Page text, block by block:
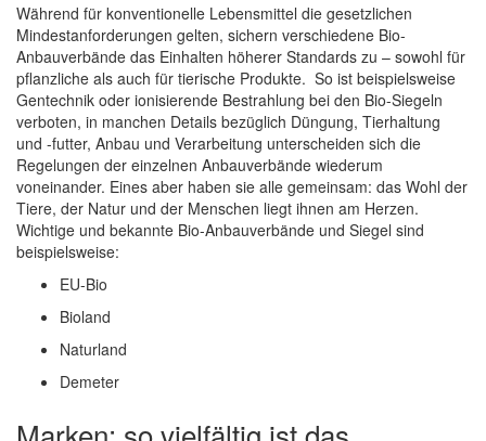
Während für konventionelle Lebensmittel die gesetzlichen
Mindestanforderungen gelten, sichern verschiedene Bio-
Anbauverbände das Einhalten höherer Standards zu – sowohl für
pflanzliche als auch für tierische Produkte. So ist beispielsweise
Gentechnik oder ionisierende Bestrahlung bei den Bio-Siegeln
verboten, in manchen Details bezüglich Düngung, Tierhaltung
und -futter, Anbau und Verarbeitung unterscheiden sich die
Regelungen der einzelnen Anbauverbände wiederum
voneinander. Eines aber haben sie alle gemeinsam: das Wohl der
Tiere, der Natur und der Menschen liegt ihnen am Herzen.
Wichtige und bekannte Bio-Anbauverbände und Siegel sind
beispielsweise:
EU-Bio
Bioland
Naturland
Demeter